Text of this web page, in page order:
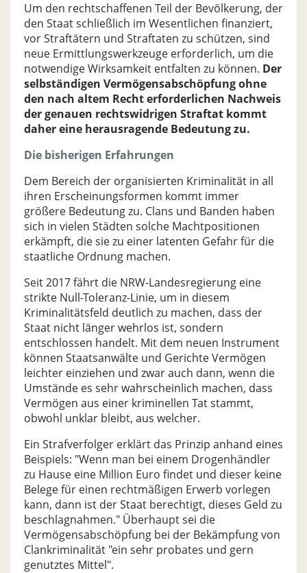
Um den rechtschaffenen Teil der Bevölkerung, der
den Staat schließlich im Wesentlichen finanziert,
vor Straftätern und Straftaten zu schützen, sind
neue Ermittlungswerkzeuge erforderlich, um die
notwendige Wirksamkeit entfalten zu können. Der
selbständigen Vermögensabschöpfung ohne
den nach altem Recht erforderlichen Nachweis
der genauen rechtswidrigen Straftat kommt
daher eine herausragende Bedeutung zu.
Die bisherigen Erfahrungen
Dem Bereich der organisierten Kriminalität in all
ihren Erscheinungsformen kommt immer
größere Bedeutung zu. Clans und Banden haben
sich in vielen Städten solche Machtpositionen
erkämpft, die sie zu einer latenten Gefahr für die
staatliche Ordnung machen.
Seit 2017 fährt die NRW-Landesregierung eine
strikte Null-Toleranz-Linie, um in diesem
Kriminalitätsfeld deutlich zu machen, dass der
Staat nicht länger wehrlos ist, sondern
entschlossen handelt. Mit dem neuen Instrument
können Staatsanwälte und Gerichte Vermögen
leichter einziehen und zwar auch dann, wenn die
Umstände es sehr wahrscheinlich machen, dass
Vermögen aus einer kriminellen Tat stammt,
obwohl unklar bleibt, aus welcher.
Ein Strafverfolger erklärt das Prinzip anhand eines
Beispiels: "Wenn man bei einem Drogenhändler
zu Hause eine Million Euro findet und dieser keine
Belege für einen rechtmäßigen Erwerb vorlegen
kann, dann ist der Staat berechtigt, dieses Geld zu
beschlagnahmen." Überhaupt sei die
Vermögensabschöpfung bei der Bekämpfung von
Clankriminalität "ein sehr probates und gern
genutztes Mittel".